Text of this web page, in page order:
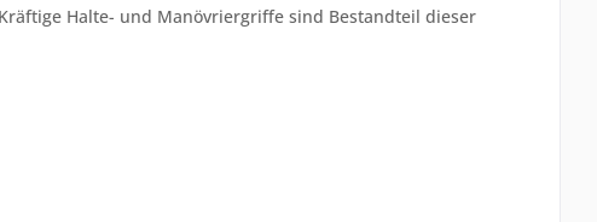
Halte- und Manövriergriffe sind Bestandteil dieser